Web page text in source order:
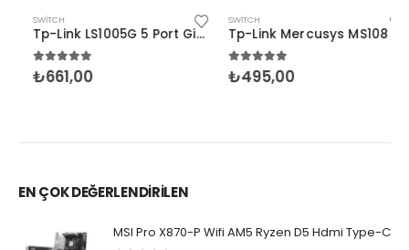
SWITCH
Tp-Link LS1005G 5 Port Gigabit Switch
5.005 üzerinden
661,00
SWITCH
Tp-Link Mercusys MS108 8 Port 10/100 Mbps Switch
5.00 5 üzerinden
495,00
EN ÇOK DEĞERLENDİRİLEN
MSI Pro X870-P Wifi AM5 Ryzen D5 Hdmi Type-C